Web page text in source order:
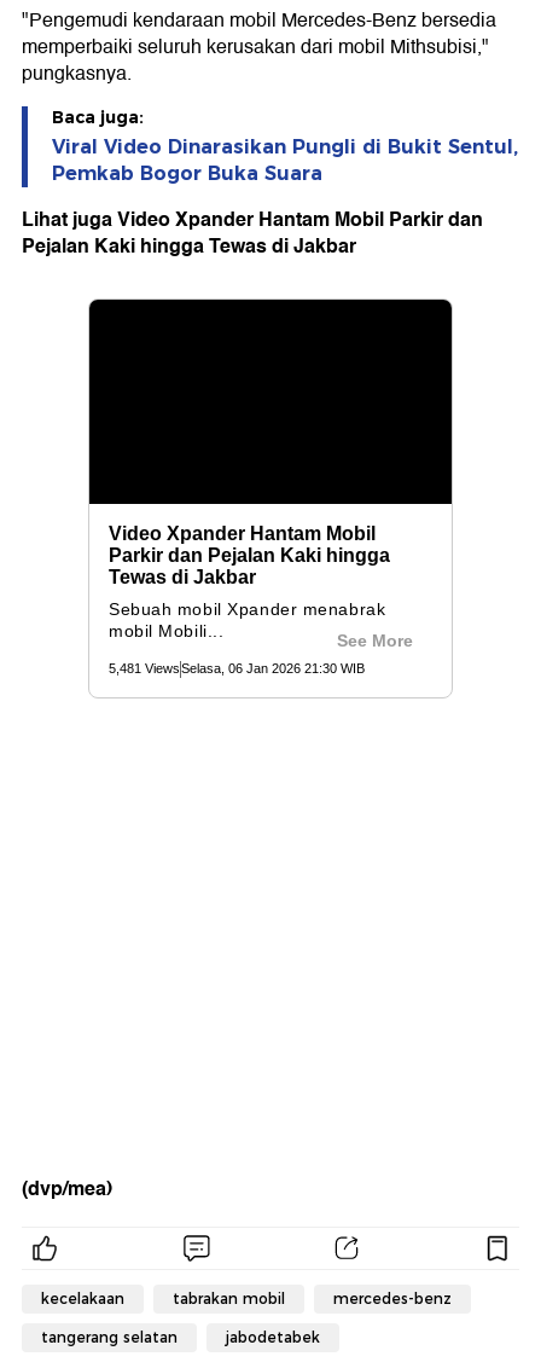
"Pengemudi kendaraan mobil Mercedes-Benz bersedia
memperbaiki seluruh kerusakan dari mobil Mithsubisi,"
pungkasnya.
Baca juga:
Viral Video Dinarasikan Pungli di Bukit Sentul,
Pemkab Bogor Buka Suara
Lihat juga Video Xpander Hantam Mobil Parkir dan
Pejalan Kaki hingga Tewas di Jakbar
(dvp/mea)
kecelakaan tabrakan mobil mercedes-benz
tangerang selatan jabodetabek